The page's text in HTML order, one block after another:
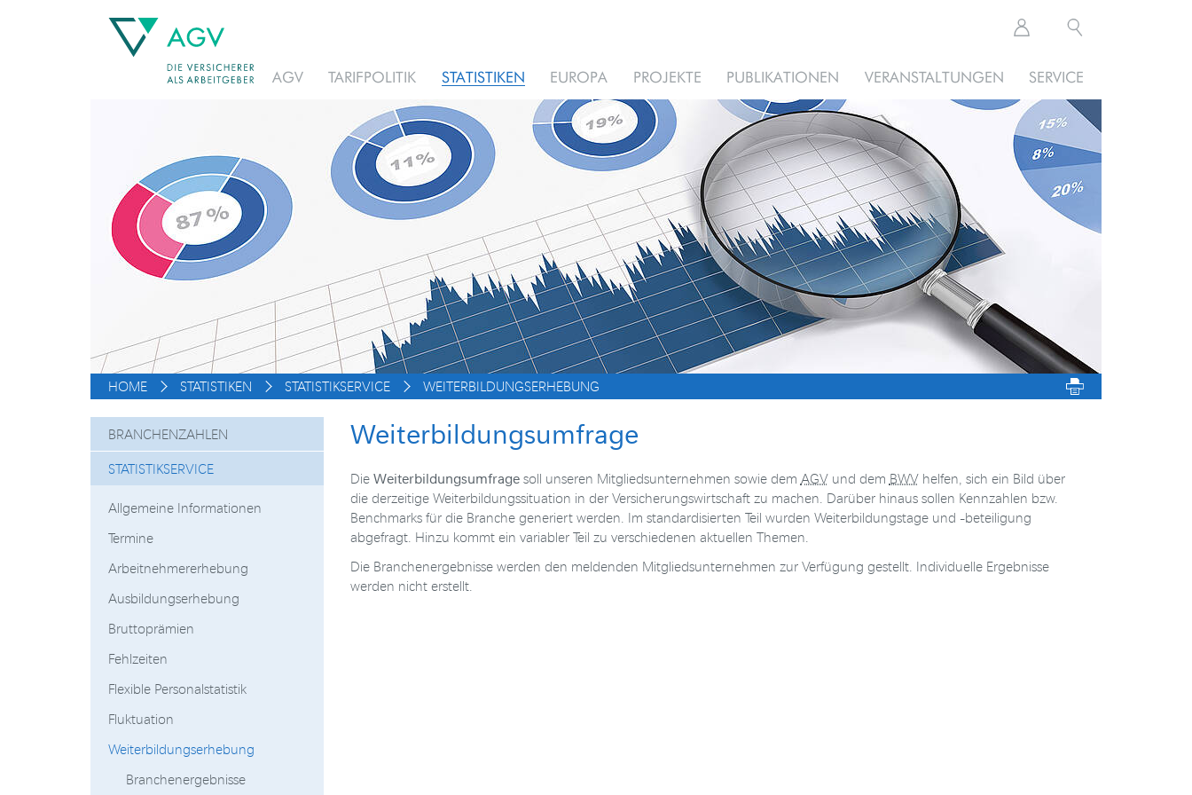
AGV TARIFPOLITIK STATISTIKEN EUROPA PROJEKTE PUBLIKATIONEN VERANSTALTUNGEN SERVICE
HOME STATISTIKEN STATISTIKSERVICE WEITERBILDUNGSERHEBUNG
BRANCHENZAHLEN
STATISTIKSERVICE
Allgemeine Informationen
Termine
Arbeitnehmererhebung
Ausbildungserhebung
Bruttoprämien
Fehlzeiten
Flexible Personalstatistik
Fluktuation
Weiterbildungserhebung
Branchenergebnisse
Weiterbildungsumfrage
Die Weiterbildungsumfrage soll unseren Mitgliedsunternehmen sowie dem AGVund dem BWVhelfen, sich ein Bild über
die derzeitige Weiterbildungssituation in der Versicherungswirtschaft zu machen. Darüber hinaus sollen Kennzahlen bzw.
Benchmarks für die Branche generiert werden. Im standardisierten Teil wurden Weiterbildungstage und -beteiligung
abgefragt. Hinzu kommt ein variabler Teil zu verschiedenen aktuellen Themen.
Die Branchenergebnisse werden den meldenden Mitgliedsunternehmen zur Verfügung gestellt. Individuelle Ergebnisse
werden nicht erstellt.